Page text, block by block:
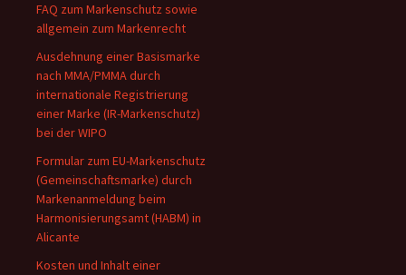
FAQ zum Markenschutz sowie
allgemein zum Markenrecht
Ausdehnung einer Basismarke
nach MMA/PMMA durch
internationale Registrierung
einer Marke (IR-Markenschutz)
bei der WIPO
Formular zum EU-Markenschutz
(Gemeinschaftsmarke) durch
Markenanmeldung beim
Harmonisierungsamt (HABM) in
Alicante
Kosten und Inhalt einer